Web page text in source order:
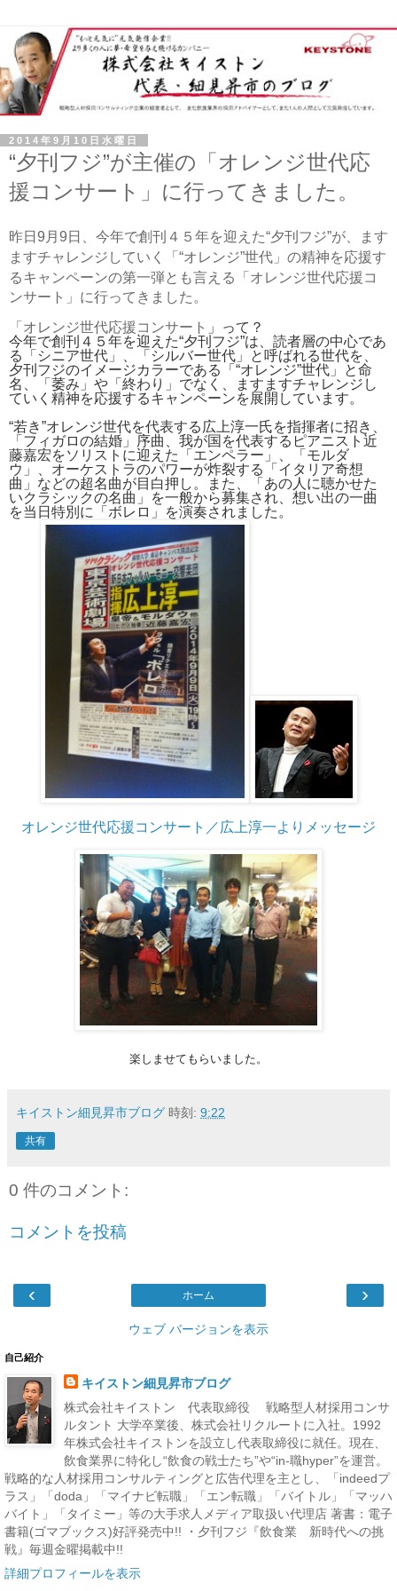
2014年9月10日水曜日
“夕刊フジ”が主催の「オレンジ世代応
援コンサート」に行ってきました。
昨日9月9日、今年で創刊４５年を迎えた“夕刊フジ”が、ます
ますチャレンジしていく
「“オレンジ”世代」の精神を応援す
るキャンペーンの第一弾とも言える「オレンジ世代応援コ
ンサート」に行ってきました。
「オレンジ世代応援コンサート 」って？
今年で創刊４５年を迎えた“夕刊フジ”は、読者層の中心であ
る「シニア世代」、「シルバー世代」と呼ばれる世代を、
夕刊フジのイメージカラーである「“オレンジ”世代」と命
名、「萎み」や「終わり」でなく、ますますチャレンジし
ていく精神を応援するキャンペーンを展開しています。
“若き”オレンジ世代を代表する広上淳一氏を指揮者に招き、
「フィガロの結婚」序曲、我が国を代表するピアニスト近
藤嘉宏をソリストに迎えた「エンペラー」、「モルダ
ウ」、オーケストラのパワーが炸裂する「イタリア奇想
曲」などの超名曲が目白押し。
また、「あの人に聴かせた
いクラシックの名曲」を一般から募集され、想い出の一曲
を当日特別に「ボレロ」を演奏されました。
オレンジ世代応援コンサート／広上淳一よりメッセージ
楽しませてもらいました。
キイストン細見昇市ブログ 時刻: 9:22
共有
0 件のコメント:
コメントを投稿
‹ ›
ホーム
ウェブ バージョンを表示
自己紹介
キイストン細見昇市ブログ
株式会社キイストン 代表取締役 戦略型人材採用コンサ
ルタント 大学卒業後、株式会社リクルートに入社。1992
年株式会社キイストンを設立し代表取締役に就任。現在、
飲食業界に特化し“飲食の戦士たち”や“in-職hyper”を運営。
戦略的な人材採用コンサルティングと広告代理を主とし、「indeedプ
ラス」「doda」「マイナビ転職」「エン転職」「バイトル」「マッハ
バイト」「タイミー」等の大手求人メディア取扱い代理店 著書：電子
書籍(ゴマブックス)好評発売中!! ・夕刊フジ『飲食業 新時代への挑
戦』毎週金曜掲載中!!
詳細プロフィールを表示